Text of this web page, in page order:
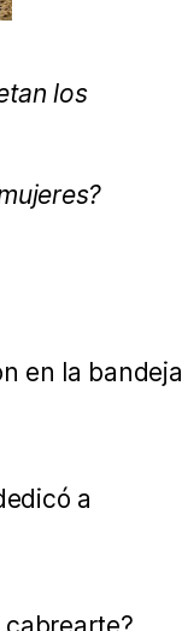
los
en la bandeja
a